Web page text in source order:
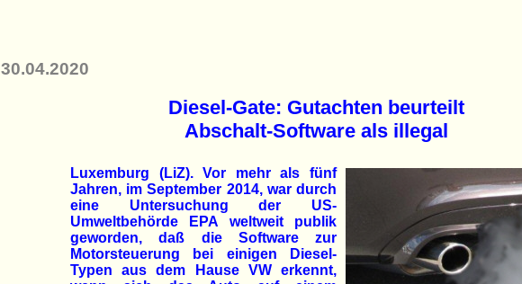
30.04.2020
Diesel-Gate: Gutachten beurteilt
Abschalt-Software als illegal
Luxemburg (LiZ). Vor mehr als fünf
Jahren, im September 2014, war durch
eine Untersuchung der US-
Umweltbehörde EPA weltweit publik
geworden, daß die Software zur
Motorsteuerung bei einigen Diesel-
Typen aus dem Hause VW erkennt,